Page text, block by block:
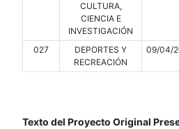
CULTURA,
CIENCIA E
INVESTIGACIÓN
027
DEPORTES Y
RECREACIÓN
09/04/
Texto del Proyecto Original